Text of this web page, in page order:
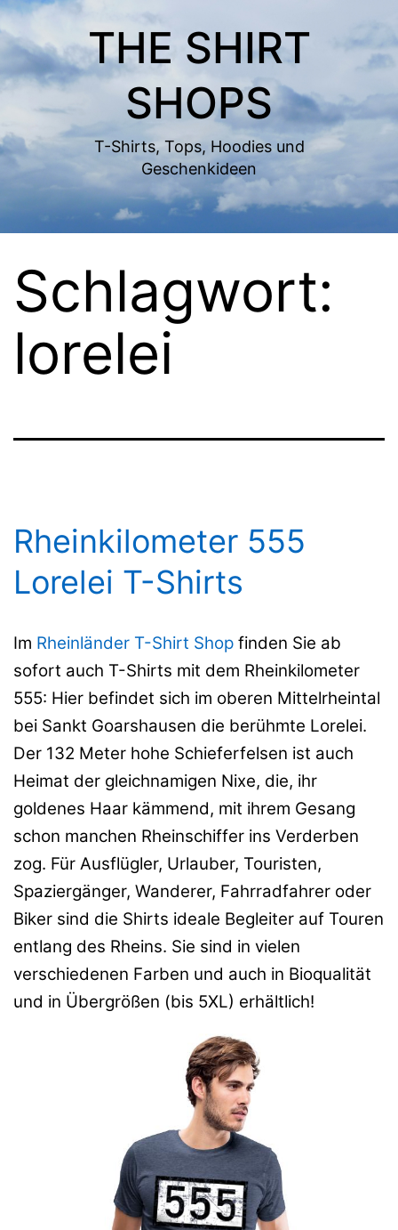
Zum
Inhalt
springen
THE SHIRT
SHOPS
T-Shirts, Tops, Hoodies und
Geschenkideen
Schlagwort:
lorelei
Rheinkilometer 555
Lorelei T-Shirts
Im Rheinländer T-Shirt Shop finden Sie ab
sofort auch T-Shirts mit dem Rheinkilometer
555: Hier befindet sich im oberen Mittelrheintal
bei Sankt Goarshausen die berühmte Lorelei.
Der 132 Meter hohe Schieferfelsen ist auch
Heimat der gleichnamigen Nixe, die, ihr
goldenes Haar kämmend, mit ihrem Gesang
schon manchen Rheinschiffer ins Verderben
zog. Für Ausflügler, Urlauber, Touristen,
Spaziergänger, Wanderer, Fahrradfahrer oder
Biker sind die Shirts ideale Begleiter auf Touren
entlang des Rheins. Sie sind in vielen
verschiedenen Farben und auch in Bioqualität
und in Übergrößen (bis 5XL) erhältlich!